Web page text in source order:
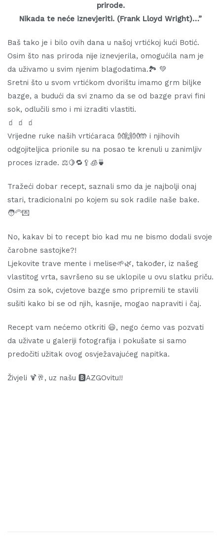
prirode.
Nikada te neće iznevjeriti. (Frank Lloyd Wright)…”
Baš tako je i bilo ovih dana u našoj vrtićkoj kući Botić.
Osim što nas priroda nije iznevjerila, omogućila nam je
da uživamo u svim njenim blagodatima.🏞️ 💚
Sretni što u svom vrtićkom dvorištu imamo grm biljke
bazge, a budući da svi znamo da se od bazge pravi fini
sok, odlučili smo i mi izraditi vlastiti.
🧃 🧃 🧃
Vrijedne ruke naših vrtićaraca 👐🙌👐🤲 i njihovih
odgojiteljica prionile su na posao te krenuli u zanimljiv
proces izrade. ⚖️🍋🔁🥄🧊🍵
Tražeći dobar recept, saznali smo da je najbolji onaj
stari, tradicionalni po kojem su sok radile naše bake.
🧑‍🦳💌
No, kakav bi to recept bio kad mu ne bismo dodali svoje
čarobne sastojke?!
Ljekovite trave mente i melise🌱🌿, također, iz našeg
vlastitog vrta, savršeno su se uklopile u ovu slatku priču.
Osim za sok, cvjetove bazge smo pripremili te stavili
sušiti kako bi se od njih, kasnije, mogao napraviti i čaj.
Recept vam nećemo otkriti 😃, nego ćemo vas pozvati
da uživate u galeriji fotografija i pokušate si samo
predočiti užitak ovog osvježavajućeg napitka.
Živjeli 🍹🥂, uz našu 🅱️AZGOvitu!!